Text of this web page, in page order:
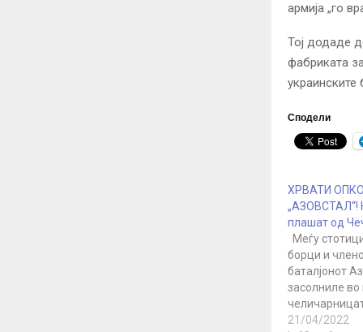
армија „го
Тој додаде
фабриката
Сподели
ХРВАТИ
„АЗОВСТАЛ“!
плашат од
Меѓу
борци и
баталјонот
засолниле во
Мариупол има
21/04/2022